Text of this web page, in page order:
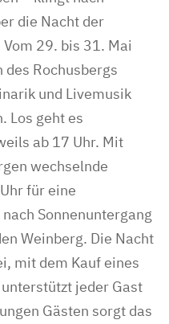
die Nacht der
29. bis 31. Mai
des Rochusbergs
und Livemusik
Los geht es
ab 17 Uhr. Mit
wechselnde
für eine
Sonnenuntergang
Weinberg. Die Nacht
mit dem Kauf eines
jeder Gast
Gästen sorgt das